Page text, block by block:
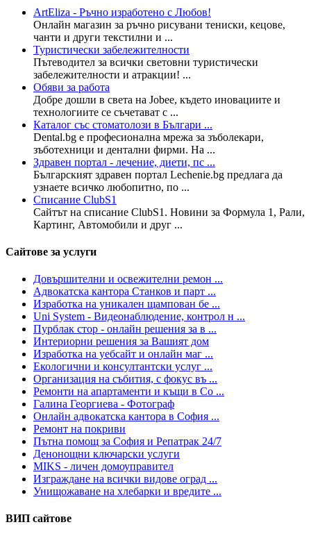
ArtEliza - Ръчно изработено с Любов!
Онлайн магазин за ръчно рисувани тениски, кецове,
чанти и други текстилни и ...
Туристически забележителности
Пътеводител за всички световни туристически
забележителности и атракции! ...
Обяви за работа
Добре дошли в света на Jobee, където иновациите и
технологиите се съчетават с ...
Каталог със стоматолози в Българи ...
Dental.bg е професионална мрежа за зъболекари,
зъботехници и дентални фирми. На ...
Здравен портал - лечение, диети, пс ...
Българският здравен портал Lechenie.bg предлага да
узнаете всичко любопитно, по ...
Списание ClubS1
Сайтът на списание ClubS1. Новини за Формула 1, Рали,
Картинг, Автомобили и друг ...
Сайтове за услуги
Довършителни и освежителни ремон ...
Адвокатска кантора Станков и парт ...
Изработка на уникален щампован бе ...
Uni System - Видеонаблюдение, контрол н ...
Пурблак стор - онлайн решения за в ...
Интериорни решения за Вашият дом
Изработка на уебсайт и онлайн маг ...
Екологични и консултантски услуг ...
Организация на събития, с фокус въ ...
Ремонти на апартаменти и къщи в Со ...
Галина Георгиева - Фотограф
Онлайн адвокатска кантора в София ...
Ремонт на покриви
Пътна помощ за София и Репатрак 24/7
Денонощни ключарски услуги
MIKS - личен домоуправител
Изграждане на всички видове оград ...
Унищожаване на хлебарки и вредите ...
ВИП сайтове